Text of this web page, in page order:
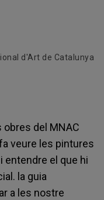
d'Art de Catalunya
del MNAC
veure les pintures
entendre el que hi
la guia
a les nostre